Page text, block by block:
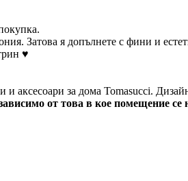
Затова я допълнете с фини и
♥
за дома Tomasucci.
от това в кое помещение се